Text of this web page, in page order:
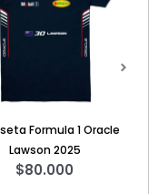
F1 Edición SE 2025 –
GAS
$60.000